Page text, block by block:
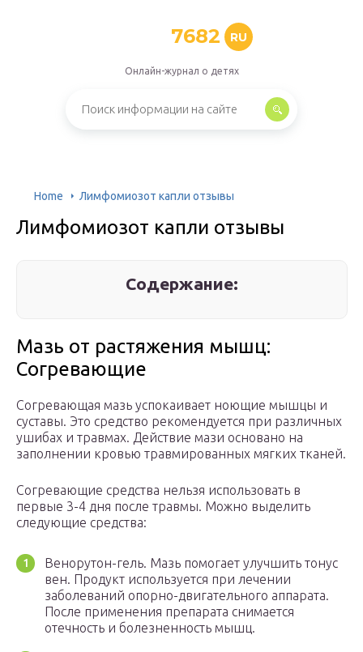
7682 RU
Онлайн-журнал о детях
Home Лимфомиозот капли отзывы
Лимфомиозот капли отзывы
Содержание:
Мазь от растяжения мышц:
Согревающие
Согревающая мазь успокаивает ноющие мышцы и
суставы. Это средство рекомендуется при различных
ушибах и травмах. Действие мази основано на
заполнении кровью травмированных мягких тканей.
Согревающие средства нельзя использовать в
первые 3-4 дня после травмы. Можно выделить
следующие средства:
Венорутон-гель. Мазь помогает улучшить тонус
вен. Продукт используется при лечении
заболеваний опорно-двигательного аппарата.
После применения препарата снимается
отечность и болезненность мышц.